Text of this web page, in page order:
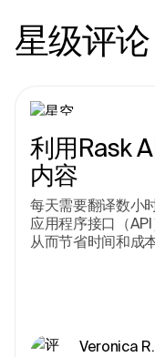
星级评论
利用Rask
内容
每天需要翻译数小
应用程序接口（
从而节省时间和成
Veronica R.